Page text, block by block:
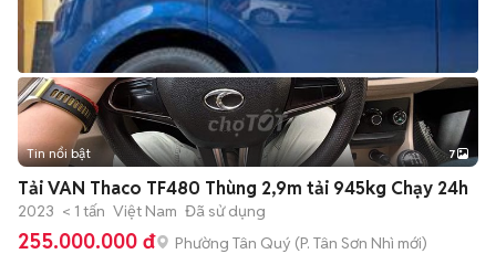
+2
Tin nổi bật 7
Tải VAN Thaco TF480 Thùng 2,9m tải 945kg Chạy 24h
2023 < 1 tấn Việt Nam Đã sử dụng
255.000.000 đ Phường Tân Quý (P. Tân Sơn Nhì mới)